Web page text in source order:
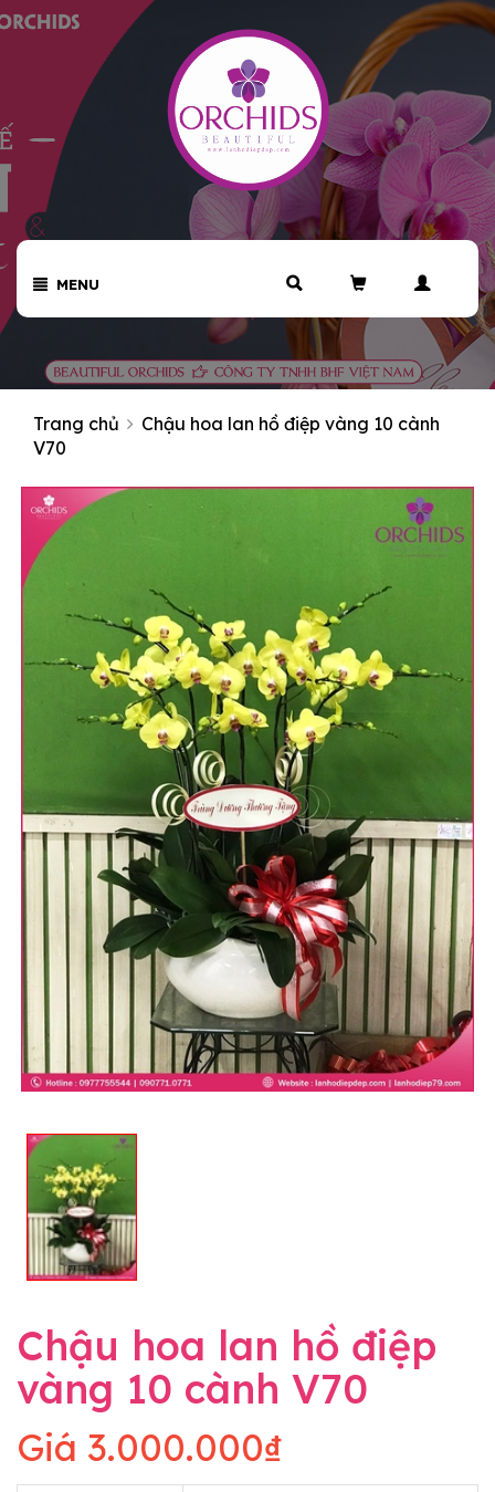
MENU
Trang chủ
Chậu hoa lan hồ điệp vàng 10 cành
V70
Chậu hoa lan hồ điệp
vàng 10 cành V70
Giá 3.000.000₫